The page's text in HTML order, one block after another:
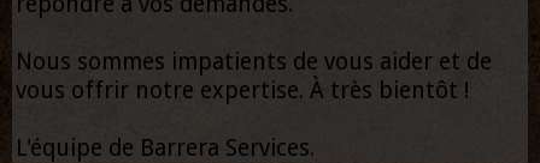
Nous sommes impatients de vous aider et de
vous offrir notre expertise. À très bientôt !
L'équipe de Barrera Services.